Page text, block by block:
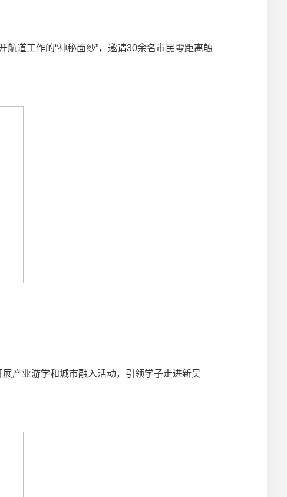
道工作的“神秘面纱”，邀请30余名市民零距离触
产业游学和城市融入活动，引领学子走进新吴